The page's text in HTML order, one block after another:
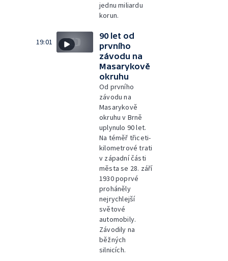
jednu miliardu
korun.
19:01
90 let od
prvního
závodu na
Masarykově
okruhu
Od prvního
závodu na
Masarykově
okruhu v Brně
uplynulo 90 let.
Na téměř třiceti-
kilometrové trati
v západní části
města se 28. září
1930 poprvé
proháněly
nejrychlejší
světové
automobily.
Závodily na
běžných
silnicích.